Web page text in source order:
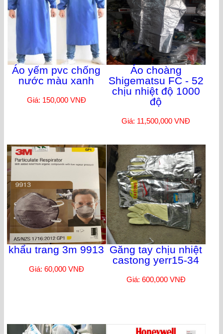
Áo yếm pvc chống
nước màu xanh
Giá: 150,000 VNĐ
Áo choàng
Shigematsu FC - 52
chịu nhiệt độ 1000
độ
Giá: 11,500,000 VNĐ
khẩu trang 3m 9913
Giá: 60,000 VNĐ
Găng tay chịu nhiệt
castong yerr15-34
Giá: 600,000 VNĐ